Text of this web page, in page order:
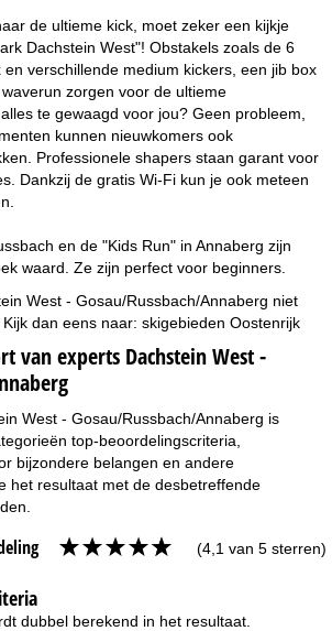
de ultieme kick, moet zeker een kijkje
Dachstein West"! Obstakels zoals de 6
verschillende medium kickers, een jib box
zorgen voor de ultieme
te gewaagd voor jou? Geen probleem,
kunnen nieuwkomers ook
Professionele shapers staan garant voor
Dankzij de gratis Wi-Fi kun je ook meteen
en de "Kids Run" in Annaberg zijn
waard. Ze zijn perfect voor beginners.
West - Gosau/Russbach/Annaberg niet
dan eens naar: skigebieden Oostenrijk
van experts Dachstein West -
West - Gosau/Russbach/Annaberg is
top-beoordelingscriteria,
bijzondere belangen en andere
het resultaat met de desbetreffende
(4,1 van 5 sterren)
dubbel berekend in het resultaat.